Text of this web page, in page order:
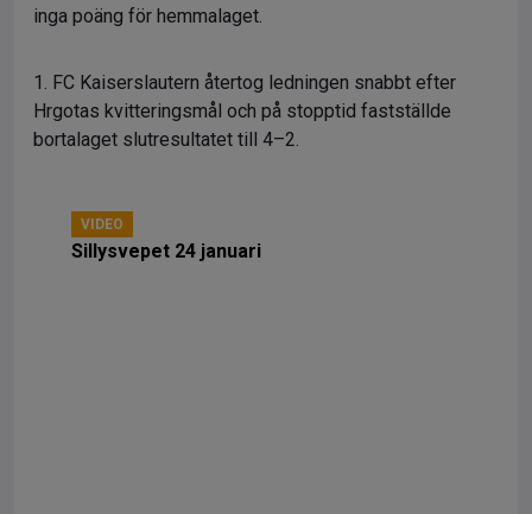
inga poäng för hemmalaget.
1. FC Kaiserslautern återtog ledningen snabbt efter
Hrgotas kvitteringsmål och på stopptid fastställde
bortalaget slutresultatet till 4–2.
VIDEO
Sillysvepet 24 januari